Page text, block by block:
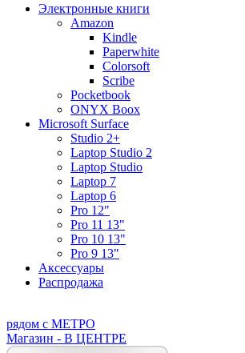
Электронные книги
Amazon
Kindle
Paperwhite
Colorsoft
Scribe
Pocketbook
ONYX Boox
Microsoft Surface
Studio 2+
Laptop Studio 2
Laptop Studio
Laptop 7
Laptop 6
Pro 12"
Pro 11 13"
Pro 10 13"
Pro 9 13"
Аксессуары
Распродажа
рядом с МЕТРО
Магазин - В ЦЕНТРЕ